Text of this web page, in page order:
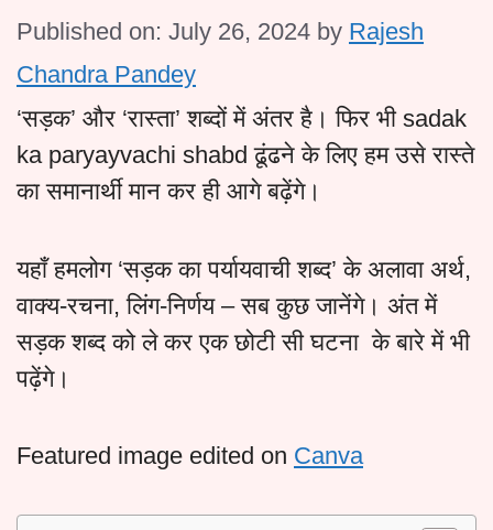
Published on: July 26, 2024 by Rajesh
Chandra Pandey
‘सड़क’ और ‘रास्ता’ शब्दों में अंतर है। फिर भी sadak
ka paryayvachi shabd ढूंढने के लिए हम उसे रास्ते
का समानार्थी मान कर ही आगे बढ़ेंगे।
यहाँ हमलोग ‘सड़क का पर्यायवाची शब्द’ के अलावा अर्थ,
वाक्य-रचना, लिंग-निर्णय – सब कुछ जानेंगे। अंत में
सड़क शब्द को ले कर एक छोटी सी घटना के बारे में भी
पढ़ेंगे।
Featured image edited on Canva